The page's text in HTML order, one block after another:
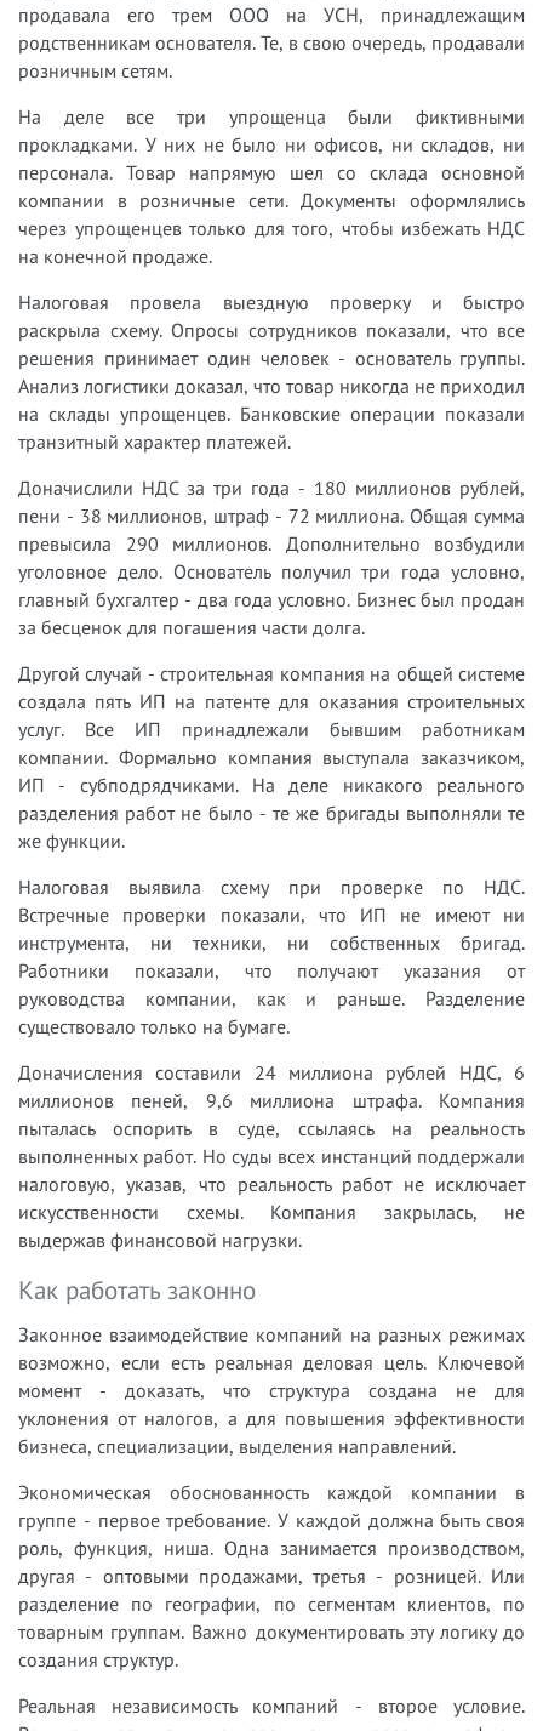
продавала его трем ООО на УСН, принадлежащим
родственникам основателя. Те, в свою очередь, продавали
розничным сетям.
На деле все три упрощенца были фиктивными
прокладками. У них не было ни офисов, ни складов, ни
персонала. Товар напрямую шел со склада основной
компании в розничные сети. Документы оформлялись
через упрощенцев только для того, чтобы избежать НДС
на конечной продаже.
Налоговая провела выездную проверку и быстро
раскрыла схему. Опросы сотрудников показали, что все
решения принимает один человек - основатель группы.
Анализ логистики доказал, что товар никогда не приходил
на склады упрощенцев. Банковские операции показали
транзитный характер платежей.
Доначислили НДС за три года - 180 миллионов рублей,
пени - 38 миллионов, штраф - 72 миллиона. Общая сумма
превысила 290 миллионов. Дополнительно возбудили
уголовное дело. Основатель получил три года условно,
главный бухгалтер - два года условно. Бизнес был продан
за бесценок для погашения части долга.
Другой случай - строительная компания на общей системе
создала пять ИП на патенте для оказания строительных
услуг. Все ИП принадлежали бывшим работникам
компании. Формально компания выступала заказчиком,
ИП - субподрядчиками. На деле никакого реального
разделения работ не было - те же бригады выполняли те
же функции.
Налоговая выявила схему при проверке по НДС.
Встречные проверки показали, что ИП не имеют ни
инструмента, ни техники, ни собственных бригад.
Работники показали, что получают указания от
руководства компании, как и раньше. Разделение
существовало только на бумаге.
Доначисления составили 24 миллиона рублей НДС, 6
миллионов пеней, 9,6 миллиона штрафа. Компания
пыталась оспорить в суде, ссылаясь на реальность
выполненных работ. Но суды всех инстанций поддержали
налоговую, указав, что реальность работ не исключает
искусственности схемы. Компания закрылась, не
выдержав финансовой нагрузки.
Как работать законно
Законное взаимодействие компаний на разных режимах
возможно, если есть реальная деловая цель. Ключевой
момент - доказать, что структура создана не для
уклонения от налогов, а для повышения эффективности
бизнеса, специализации, выделения направлений.
Экономическая обоснованность каждой компании в
группе - первое требование. У каждой должна быть своя
роль, функция, ниша. Одна занимается производством,
другая - оптовыми продажами, третья - розницей. Или
разделение по географии, по сегментам клиентов, по
товарным группам. Важно документировать эту логику до
создания структур.
Реальная независимость компаний - второе условие.